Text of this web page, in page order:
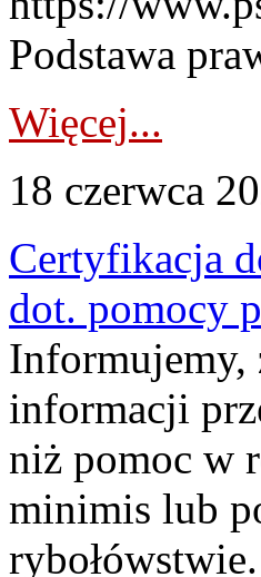
Podstawa
Więcej...
18 czerwca
Certyfikacja
dot. pomocy
Informujemy,
informacji
niż pomoc w
minimis lub